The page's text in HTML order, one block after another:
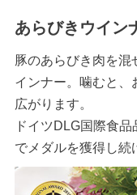
あらびきウイ
豚のあらびき肉を混
インナー。噛むと、
広がります。
ドイツDLG国際食
でメダルを獲得し続